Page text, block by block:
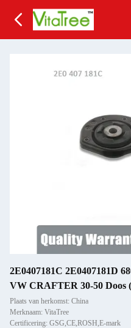
2E0407181C 2E0407181D
VW CRAFTER 30-50 Doos
Plaats van herkomst: China
Merknaam: VitaTree
Certificering: GSG,CE,ROSH,E-mark